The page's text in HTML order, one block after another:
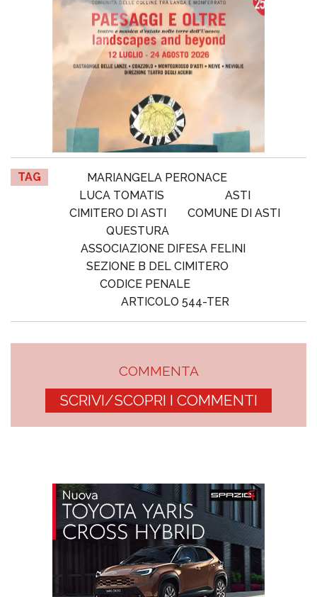
TAG
MARIANGELA PERONACE
LUCA TOMATIS
ASTI
CIMITERO DI ASTI
COMUNE DI ASTI
QUESTURA
ASSOCIAZIONE DIFESA FELINI
SEZIONE B DEL CIMITERO
CODICE PENALE
ARTICOLO 544-TER
COMMENTA
SCRIVI/SCOPRI I COMMENTI